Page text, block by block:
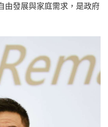
由發展與家庭需求，是政府